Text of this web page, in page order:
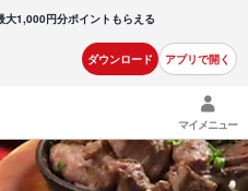
大1,000円分ポイントもらえる
ダウンロード アプリで開く
マイメニュー